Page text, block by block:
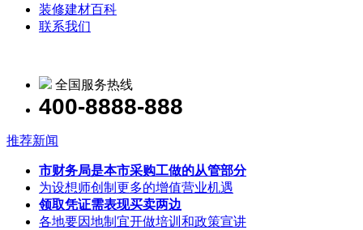
装修建材百科
联系我们
全国服务热线
400-8888-888
推荐新闻
市财务局是本市采购工做的从管部分
为设想师创制更多的增值营业机遇
领取凭证需表现买卖两边
各地要因地制宜开做培训和政策宣讲